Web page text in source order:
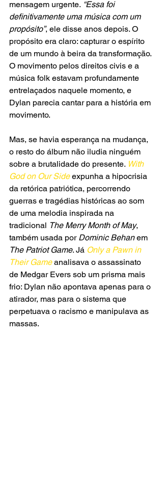
mensagem urgente. “Essa foi
definitivamente uma música com um
propósito”, ele disse anos depois. O
propósito era claro: capturar o espírito
de um mundo à beira da transformação.
O movimento pelos direitos civis e a
música folk estavam profundamente
entrelaçados naquele momento, e
Dylan parecia cantar para a história em
movimento.
Mas, se havia esperança na mudança,
o resto do álbum não iludia ninguém
sobre a brutalidade do presente. With
God on Our Side expunha a hipocrisia
da retórica patriótica, percorrendo
guerras e tragédias históricas ao som
de uma melodia inspirada na
tradicional The Merry Month of May,
também usada por Dominic Behan em
The Patriot Game. Já Only a Pawn in
Their Game analisava o assassinato
de Medgar Evers sob um prisma mais
frio: Dylan não apontava apenas para o
atirador, mas para o sistema que
perpetuava o racismo e manipulava as
massas.